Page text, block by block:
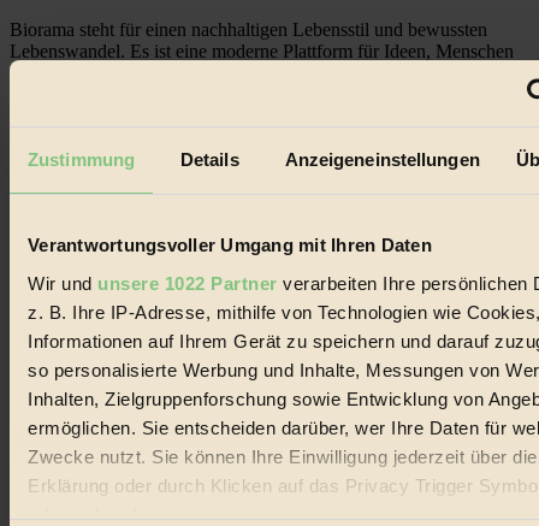
Zustimmung Details Anzeigeneinstellungen
Verantwortungsvoller Umgang mit Ihren Daten
Wir und unsere 1022 Partner verarbeiten Ihre persönlichen
z. B. Ihre IP-Adresse, mithilfe von Technologien wie
Informationen auf Ihrem Gerät zu speichern und darauf
so personalisierte Werbung und Inhalte, Messungen von
Inhalten, Zielgruppenforschung sowie Entwicklung von
ermöglichen. Sie entscheiden darüber, wer Ihre Daten für
Zwecke nutzt. Sie können Ihre Einwilligung jederzeit über
Erklärung oder durch Klicken auf das Privacy Trigger
oder widerrufen
Biorama steht für einen nachhaltigen Lebensstil und bewussten
Lebenswandel. Es ist eine moderne Plattform für Ideen, Menschen
und Produkte, ein Leitfaden im schnell wachsenden Markt des
Social Media
3.415 Follower auf Twitter
Themen
Bio
Nachhaltigkeit